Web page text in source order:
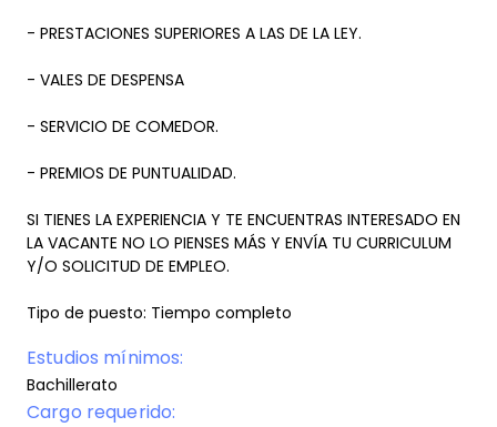
- PRESTACIONES SUPERIORES A LAS DE LA LEY.
- VALES DE DESPENSA
- SERVICIO DE COMEDOR.
- PREMIOS DE PUNTUALIDAD.
SI TIENES LA EXPERIENCIA Y TE ENCUENTRAS INTERESADO EN
LA VACANTE NO LO PIENSES MÁS Y ENVÍA TU CURRICULUM
Y/O SOLICITUD DE EMPLEO.
Tipo de puesto: Tiempo completo
Estudios mínimos:
Bachillerato
Cargo requerido: